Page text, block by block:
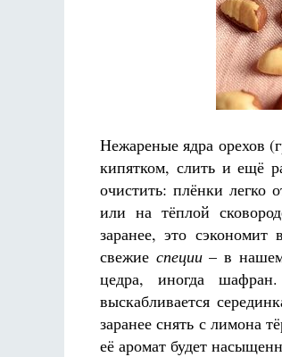
Нежареные ядра орехов
кипятком, слить и ещё
очистить: плёнки
или на тёплой
заранее, это
свежие специи– в нашем
цедра, иногда
выскабливается
заранее снять с лимона
её аромат будет